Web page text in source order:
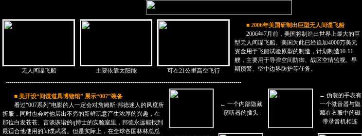
无人间谍飞船 主要依靠太阳能 可在21公里高空飞行
■ 2006年美国研制出巨型无人间谍飞船
2006年7月前，美国将制造出世界上最大的巨
型无人间谍飞船。美国为此已经追加4000万美元
资金用于飞船试验原型的制造，计划制造10-11
艘，主要用于导弹空间防御、战区空情监视、早
期预警、空中边界防护等任务。
-------------------------------------------------------------------------------------------------------------------------
■ 美开设“间谍道具博物馆” 展示“007”装备
看过“007系列”电影的人一定会对詹姆斯·邦德迷人的风度所
折服，同时也会对他层出不穷的新鲜玩意产生浓厚的兴趣，在
那位白发苍苍、言谈诙谐的q博士的实验室里，邦德永远能找到
最适合他使用的间谍武器。但是实际上，在全球各国林林总总
← 一个内部隐藏
窃听器的插头
← 伪装的手表有
一个微音器与隐
藏在衣服中的磁
带录音机相连